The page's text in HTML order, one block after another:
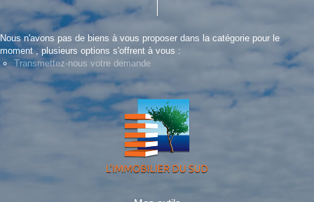
Nous n'avons pas de biens à vous proposer dans la catégorie pour le
moment , plusieurs options s'offrent à vous :
Transmettez-nous votre demande